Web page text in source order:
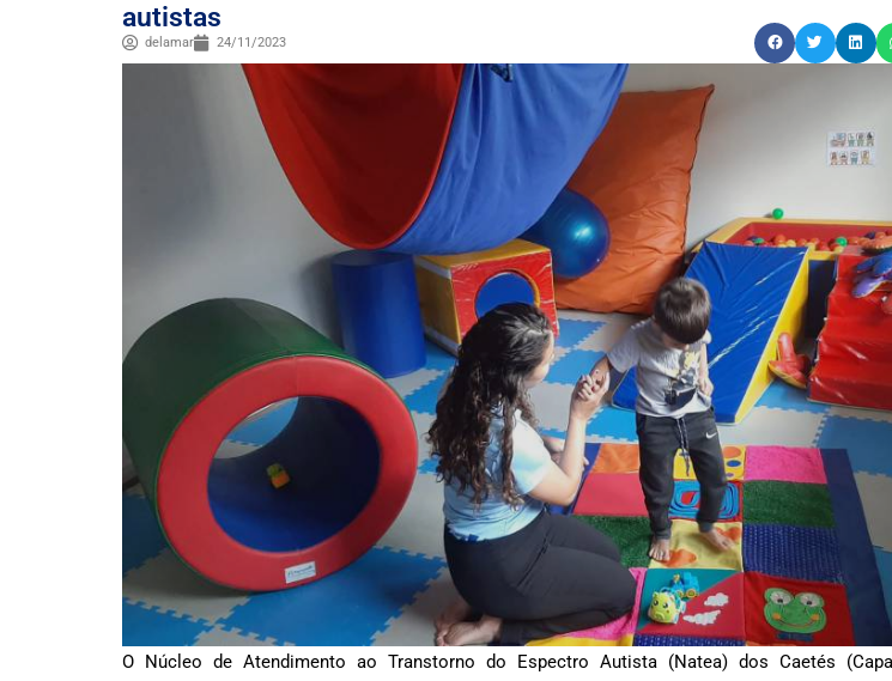
autistas
delamar 24/11/2023
O Núcleo de Atendimento ao Transtorno do Espectro Autista (Natea) dos Caetés